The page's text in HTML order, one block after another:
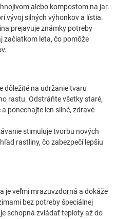
alebo kompostom na jar.
vývoj silných výhonkov a lístia.
prejavuje známky potreby
začiatkom leta, čo pomôže
dôležité na udržanie tvaru
rastu. Odstráňte všetky staré,
ponechajte len silné, zdravé
stimuluje tvorbu nových
rastliny, čo zabezpečí lepšiu
je veľmi mrazuvzdorná a dokáže
bez potreby špeciálnej
schopná zvládať teploty až do